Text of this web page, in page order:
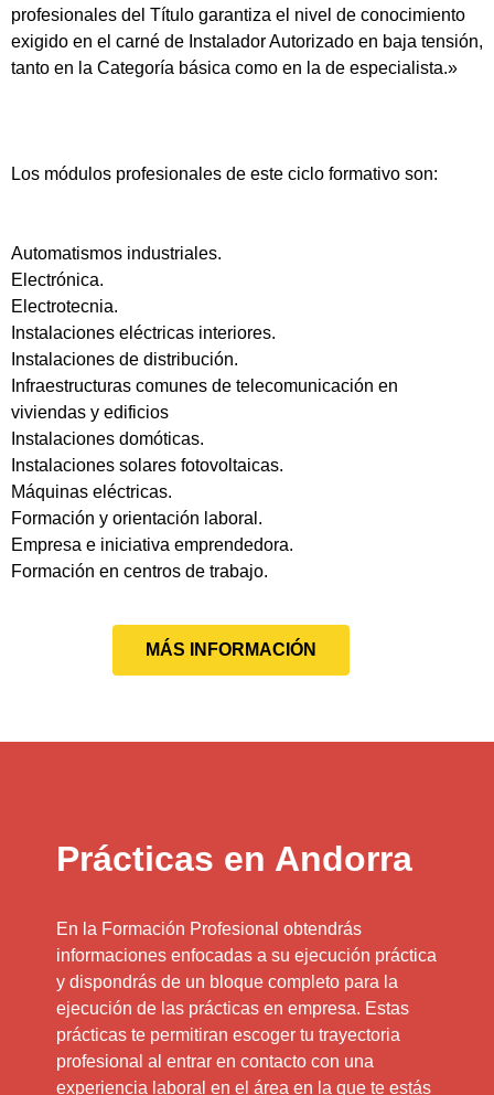
profesionales del Título garantiza el nivel de conocimiento
exigido en el carné de Instalador Autorizado en baja tensión,
tanto en la Categoría básica como en la de especialista.»
Los módulos profesionales de este ciclo formativo son:
Automatismos industriales.
Electrónica.
Electrotecnia.
Instalaciones eléctricas interiores.
Instalaciones de distribución.
Infraestructuras comunes de telecomunicación en
viviendas y edificios
Instalaciones domóticas.
Instalaciones solares fotovoltaicas.
Máquinas eléctricas.
Formación y orientación laboral.
Empresa e iniciativa emprendedora.
Formación en centros de trabajo.
MÁS INFORMACIÓN
Prácticas en Andorra
En la Formación Profesional obtendrás
informaciones enfocadas a su ejecución práctica
y dispondrás de un bloque completo para la
ejecución de las prácticas en empresa. Estas
prácticas te permitiran escoger tu trayectoria
profesional al entrar en contacto con una
experiencia laboral en el área en la que te estás